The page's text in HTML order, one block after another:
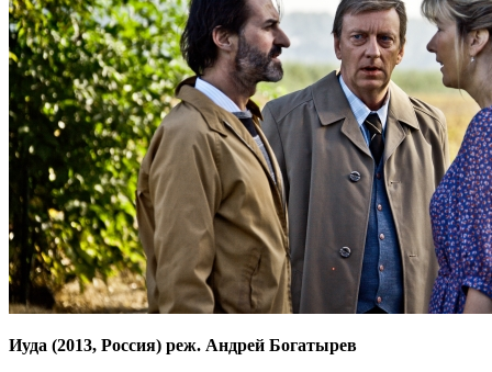
Иуда (2013, Россия) реж. Андрей Богатырев